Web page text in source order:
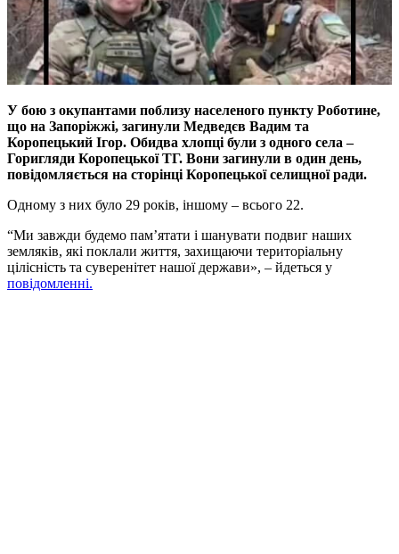
У бою з окупантами поблизу населеного пункту Роботине,
що на Запоріжжі, загинули Медведєв Вадим та
Коропецький Ігор. Обидва хлопці були з одного села –
Горигляди Коропецької ТГ. Вони загинули в один день,
повідомляється на сторінці Коропецької селищної ради.
Одному з них було 29 років, іншому – всього 22.
“Ми завжди будемо пам’ятати і шанувати подвиг наших
земляків, які поклали життя, захищаючи територіальну
цілісність та суверенітет нашої держави», – йдеться у
повідомленні.